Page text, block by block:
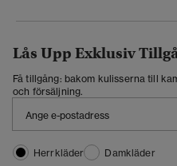
Lås Upp Exklusiv
Få tillgång: bakom kulisserna till
och försäljning.
Herrkläder Damkläder